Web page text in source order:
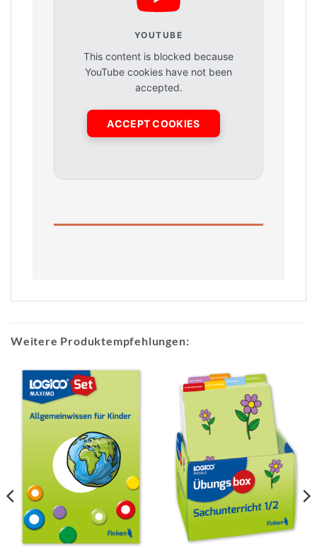
YOUTUBE
This content is blocked because
YouTube cookies have not been
accepted.
ACCEPT COOKIES
Weitere Produktempfehlungen: